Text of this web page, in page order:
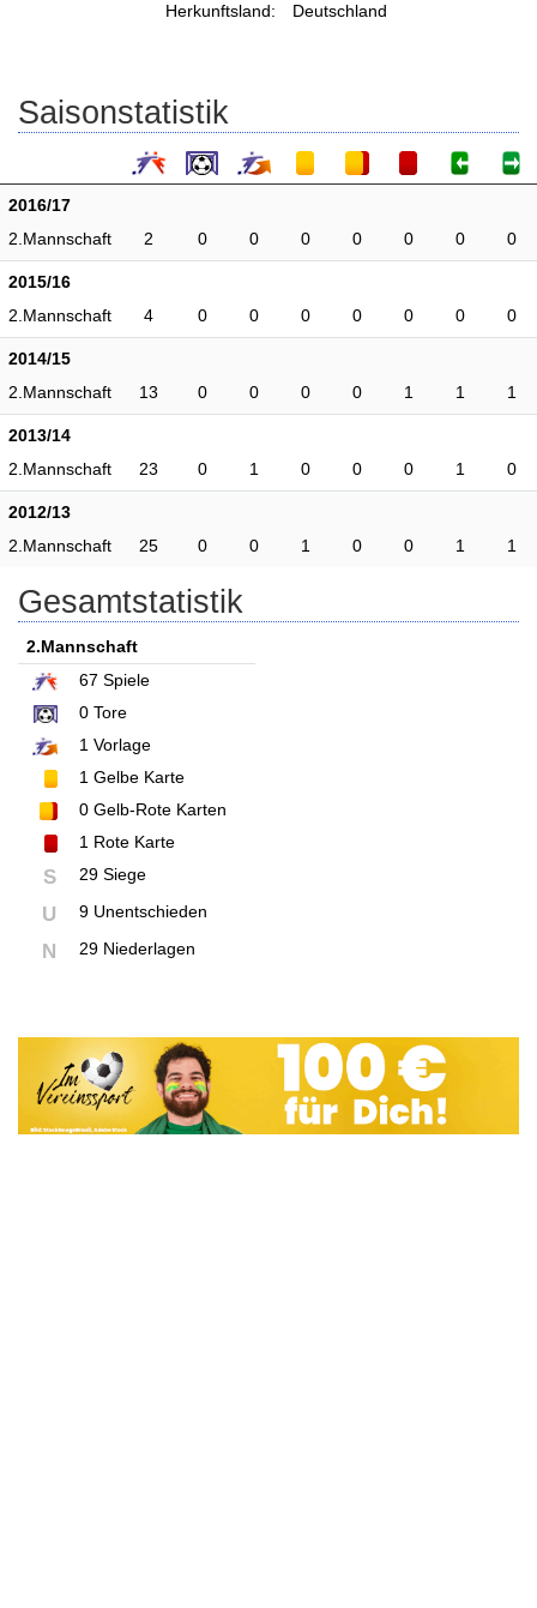
Herkunftsland:
Deutschland
Saisonstatistik
2016/17
2.Mannschaft
2 0 0 0 0 0 0 0
2015/16
2.Mannschaft
4 0 0 0 0 0 0 0
2014/15
2.Mannschaft
13 0 0 0 0 1 1 1
2013/14
2.Mannschaft
23 0 1 0 0 0 1 0
2012/13
2.Mannschaft
25 0 0 1 0 0 1 1
Gesamtstatistik
2.Mannschaft
67 Spiele
0 Tore
1 Vorlage
1 Gelbe Karte
0 Gelb-Rote Karten
1 Rote Karte
S 29 Siege
U 9 Unentschieden
N 29 Niederlagen